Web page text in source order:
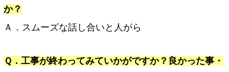
か？
Ａ．スムーズな話し合いと人がら
Ｑ．工事が終わってみていかがですか？良かった事・